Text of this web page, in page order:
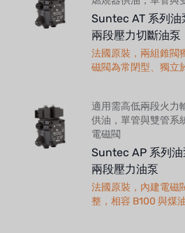
Suntec AT 系列油
兩段壓力切斷油泵
法國原裝，兩組錐閥
磁閥為常閉型、獨立
適用需高低兩段火力
供油，單管與雙管系
電磁閥
Suntec AP 系列
兩段壓力油泵
法國原裝，內建電磁
整，相容 B100 與煤